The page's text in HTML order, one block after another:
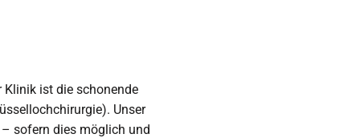
Klinik ist die schonende
Unser
sofern dies möglich und